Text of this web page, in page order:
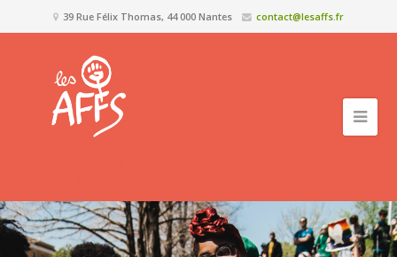
39 Rue Félix Thomas, 44 000 Nantes contact@lesaffs.fr